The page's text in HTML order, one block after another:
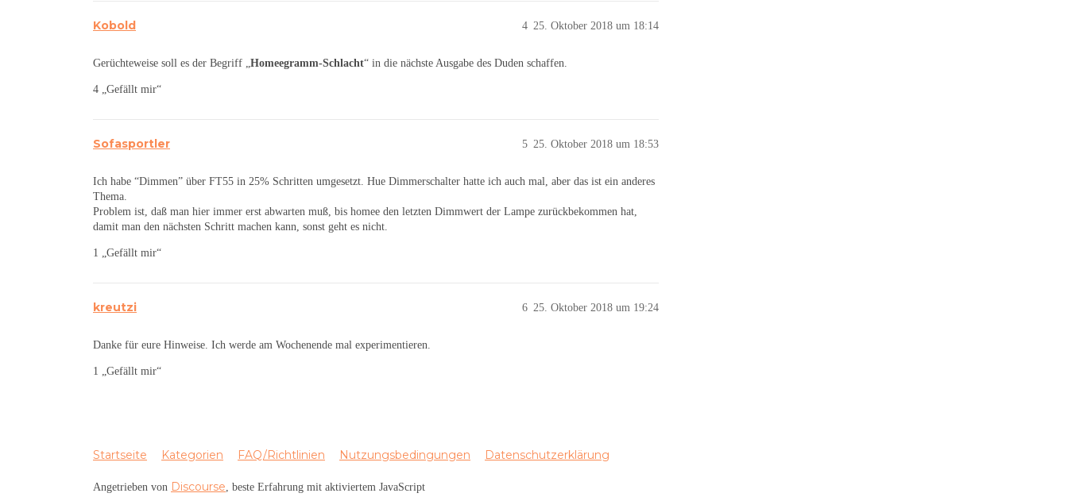
Kobold 25. Oktober 2018 um 18:14
4
Gerüchteweise soll es der Begriff „ Homeegramm-Schlacht“ in die nächste Ausgabe des Duden schaffen.
4 „Gefällt mir“
Sofasportler 25. Oktober 2018 um 18:53
5
Ich habe “Dimmen” über FT55 in 25% Schritten umgesetzt. Hue Dimmerschalter hatte ich auch mal, aber das ist ein anderes
Thema.
Problem ist, daß man hier immer erst abwarten muß, bis homee den letzten Dimmwert der Lampe zurückbekommen hat,
damit man den nächsten Schritt machen kann, sonst geht es nicht.
1 „Gefällt mir“
kreutzi 25. Oktober 2018 um 19:24
6
Danke für eure Hinweise. Ich werde am Wochenende mal experimentieren.
1 „Gefällt mir“
Startseite Kategorien FAQ/Richtlinien Nutzungsbedingungen Datenschutzerklärung
Angetrieben von Discourse , beste Erfahrung mit aktiviertem JavaScript